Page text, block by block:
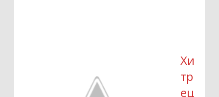
Хи
тр
ец